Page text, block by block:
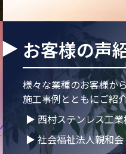
お客様の声
様々な業種のお客様か
施工事例とともにご紹
▶ 西村ステンレス工
▶ 社会福祉法人親和会